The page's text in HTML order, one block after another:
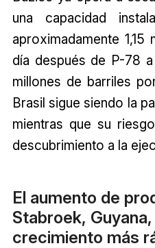
una capacidad
aproximadamente
día después de P-78
millones de barriles
Brasil sigue siendo la
mientras que su
descubrimiento a la
El aumento de
Stabroek,
crecimiento más